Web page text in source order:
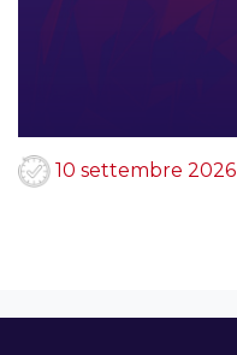
10 settembre 2026